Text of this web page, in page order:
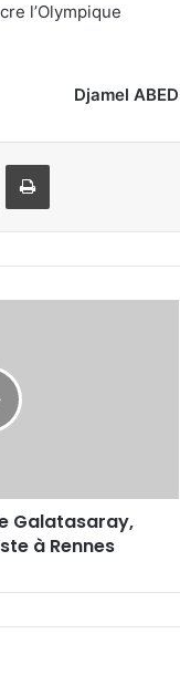
l’Olympique
Djamel ABED
par email Imprimer
Galatasaray,
à Rennes